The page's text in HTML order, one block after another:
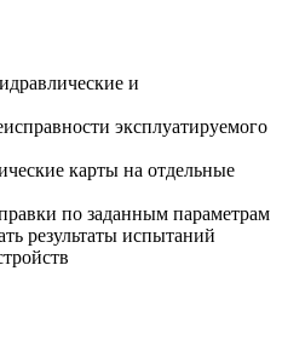
и
эксплуатируемого
карты на отдельные
по заданным параметрам
результаты испытаний